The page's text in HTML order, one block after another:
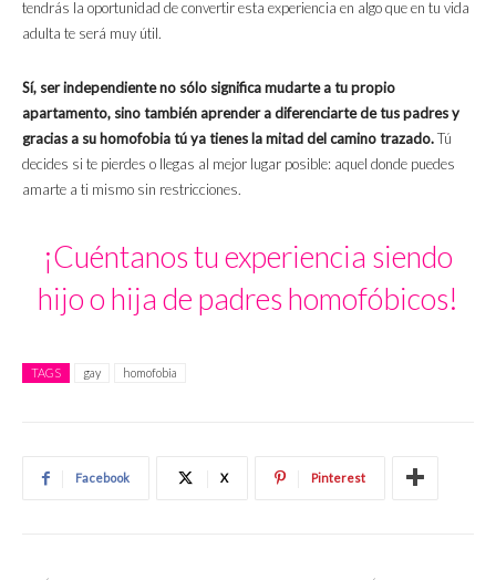
tendrás la oportunidad de convertir esta experiencia en algo que en tu vida
adulta te será muy útil.
Sí, ser independiente no sólo significa mudarte a tu propio
apartamento, sino también aprender a diferenciarte de tus padres y
gracias a su homofobia tú ya tienes la mitad del camino trazado.Tú
decides si te pierdes o llegas al mejor lugar posible: aquel donde puedes
amarte a ti mismo sin restricciones.
¡Cuéntanos tu experiencia siendo
hijo o hija de padres homofóbicos!
TAGS gay homofobia
Facebook X Pinterest